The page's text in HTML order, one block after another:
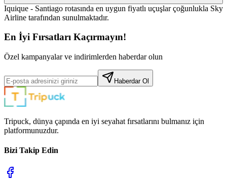
Iquique - Santiago rotasında en uygun fiyatlı uçuşlar çoğunlukla Sky
Airline tarafından sunulmaktadır.
En İyi Fırsatları Kaçırmayın!
Özel kampanyalar ve indirimlerden haberdar olun
Haberdar Ol
Tripuck, dünya çapında en iyi seyahat fırsatlarını bulmanız için
platformunuzdur.
Bizi Takip Edin